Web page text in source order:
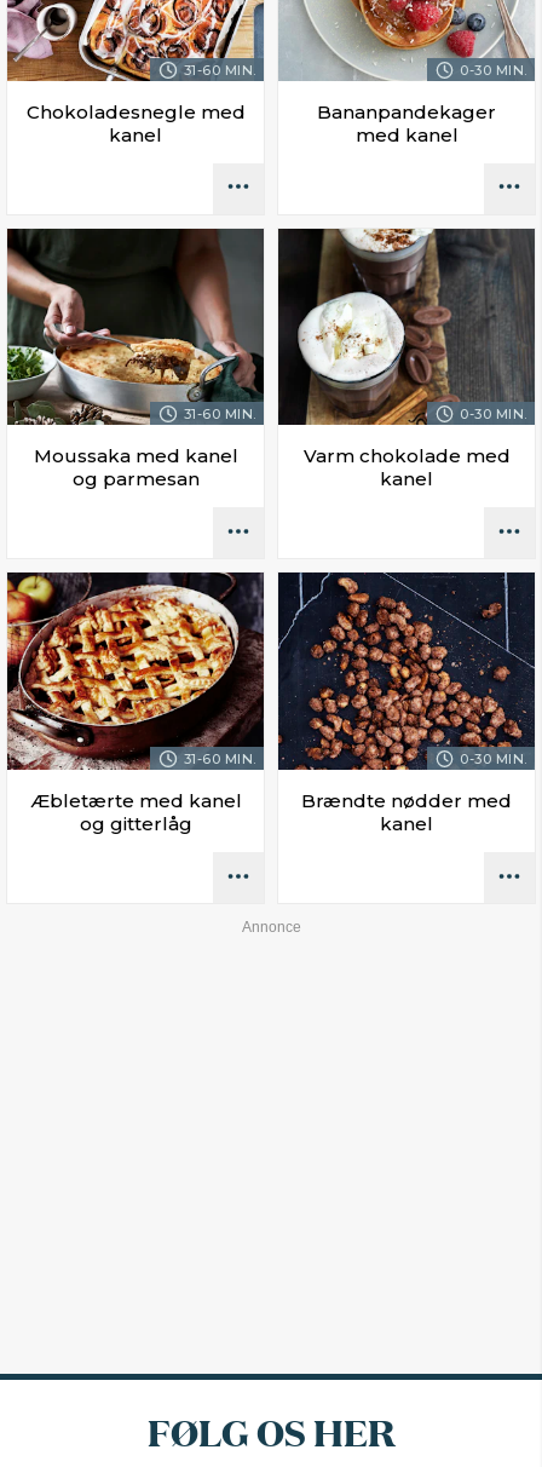
31-60 MIN.
Chokoladesnegle med
kanel
0-30 MIN.
Bananpandekager
med kanel
31-60 MIN.
Moussaka med kanel
og parmesan
0-30 MIN.
Varm chokolade med
kanel
31-60 MIN.
Æbletærte med kanel
og gitterlåg
0-30 MIN.
Brændte nødder med
kanel
FØLG OS HER